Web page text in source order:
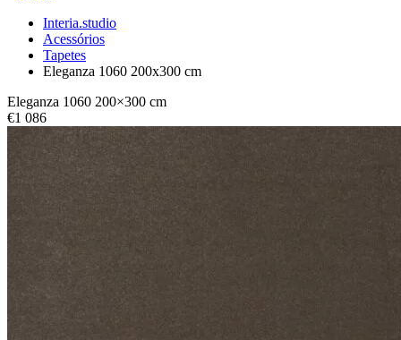
Interia.studio
Acessórios
Tapetes
Eleganza 1060 200x300 cm
Eleganza 1060 200×300 cm
€1 086